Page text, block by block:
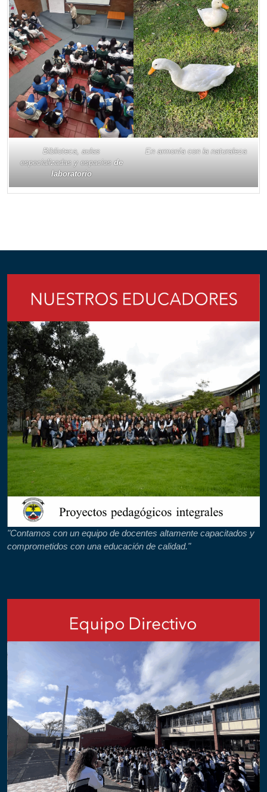
Biblioteca, aulas
especializadas y espaciosde
laboratorio
En armonía con la naturaleza
"Contamos con un equipo de docentes altamente capacitados y
comprometidos con una educación de calidad."